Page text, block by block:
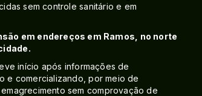
sem controle sanitário e em
em endereços em Ramos, no norte
início após informações de
e comercializando, por meio de
sem comprovação de